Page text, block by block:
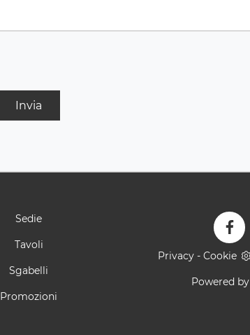
Invia
Sedie
Tavoli
Sgabelli
Promozioni
Privacy - Cookie
Powered by